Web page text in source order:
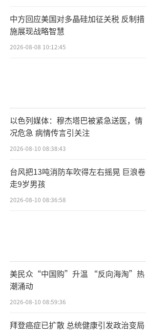
中方回应美国对多晶硅加征关税 反制措
施展现战略智慧
2026-08-08 10:12:45
以色列媒体：穆杰塔巴被紧急送医，情
况危急 病情传言引关注
2026-08-10 08:38:43
台风把13吨消防车吹得左右摇晃 巨浪卷
走9岁男孩
2026-08-10 08:36:58
美民众“中国购”升温 “反向海淘”热
潮涌动
2026-08-10 08:59:36
拜登癌症已扩散 总统健康引发政治变局